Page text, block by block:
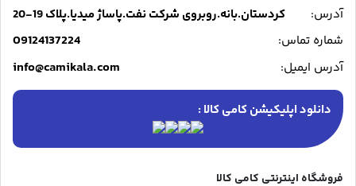
آدرس:
کردستان.بانه.روبروی شرکت نفت.پاساژ میدیا.پلاک 19-20
شماره تماس:
09124137224
آدرس ایمیل: info@camikala.com
دانلود اپلیکیشن کامی کالا :
فروشگاه اینترنتی کامی کالا